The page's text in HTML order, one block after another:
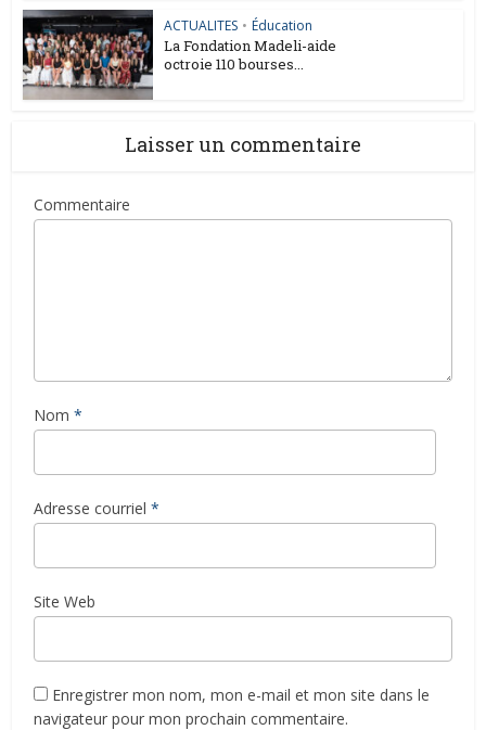
ACTUALITES • Éducation
La Fondation Madeli-aide
octroie 110 bourses...
Laisser un commentaire
Commentaire
Nom *
Adresse courriel *
Site Web
Enregistrer mon nom, mon e-mail et mon site dans le
navigateur pour mon prochain commentaire.